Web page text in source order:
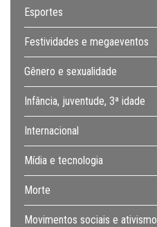
Esportes
Festividades e megaeventos
Gênero e sexualidade
Infância, juventude, 3ª idade
Internacional
Mídia e tecnologia
Morte
Movimentos sociais e ativismo